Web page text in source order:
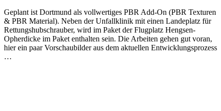
Geplant ist Dortmund als vollwertiges PBR Add-On (PBR Texturen
& PBR Material). Neben der Unfallklinik mit einen Landeplatz für
Rettungshubschrauber, wird im Paket der Flugplatz Hengsen-
Opherdicke im Paket enthalten sein. Die Arbeiten gehen gut voran,
hier ein paar Vorschaubilder aus dem aktuellen Entwicklungsprozess
…